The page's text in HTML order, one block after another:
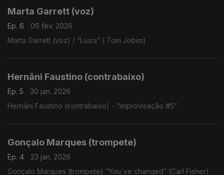
Marta Garrett (voz)
Ep. 6
06 fev. 2026
Marta Garrett (voz) / “Luiza” ( Tom Jobim)
Hernâni Faustino (contrabaixo)
Ep. 5
30 jan. 2026
Hernâni Faustino (contrabaixo) - “improvisação #5”
Gonçalo Marques (trompete)
Ep. 4
23 jan. 2026
Gonçalo Marques (trompete) “You´ve changed” (Carl Fisher)